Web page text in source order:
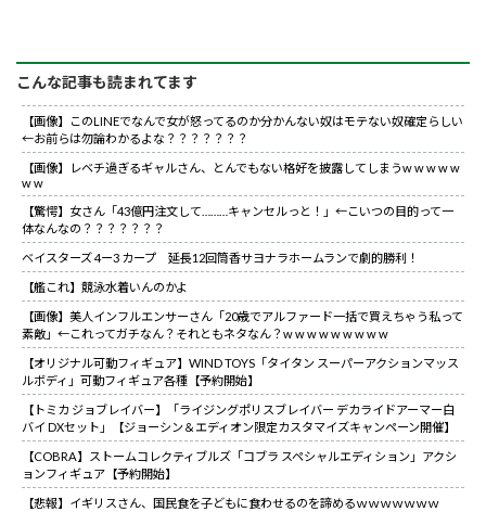
こんな記事も読まれてます
【画像】このLINEでなんで女が怒ってるのか分かんない奴はモテない奴確定らしい
←お前らは勿論わかるよな？？？？？？？
【画像】レベチ過ぎるギャルさん、とんでもない格好を披露してしまうw w w w w
w w
【驚愕】女さん「43億円注文して………キャンセルっと！」←こいつの目的って一
体なんなの？？？？？？？
ベイスターズ 4ー3 カープ 延長12回筒香サヨナラホームランで劇的勝利！
【艦これ】競泳水着いんのかよ
【画像】美人インフルエンサーさん「20歳でアルファード一括で買えちゃう私って
素敵」←これってガチなん？それともネタなん？w w w w w w w w w
【オリジナル可動フィギュア】WIND TOYS「タイタン スーパーアクションマッス
ルボディ」可動フィギュア各種【予約開始】
【トミカ ジョブレイバー】「ライジングポリスブレイバー デカライドアーマー白
バイ DXセット」【ジョーシン＆エディオン限定カスタマイズキャンペーン開催】
【COBRA】ストームコレクティブルズ「コブラ スペシャルエディション」アクシ
ョンフィギュア【予約開始】
【悲報】イギリスさん、国民食を子どもに食わせるのを諦めるｗｗｗｗｗｗｗ